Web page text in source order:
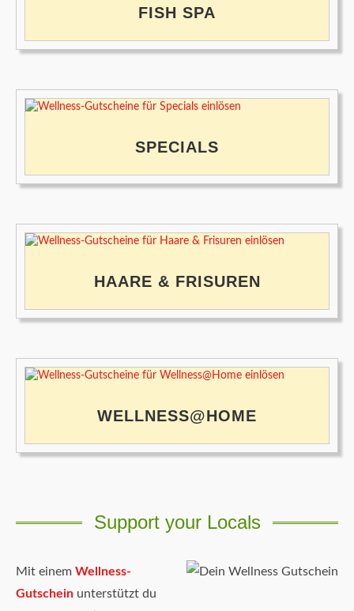
FISH SPA
SPECIALS
HAARE & FRISUREN
WELLNESS@HOME
Support your Locals
Mit einem Wellness-
Gutschein unterstützt du